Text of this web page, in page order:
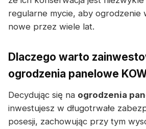
regularne mycie, aby ogrodzenie
nowe przez wiele lat.
Dlaczego warto
ogrodzenia panelowe
Decydując się na ogrodzenia
inwestujesz w długotrwałe
posesji, zachowując przy tym